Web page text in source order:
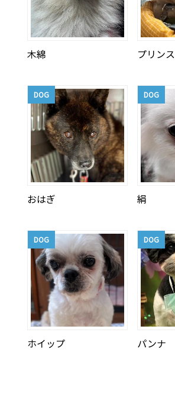
木綿 プリンス
DOG
おはぎ
DOG
絹
DOG
ホイップ
DOG
パンナ